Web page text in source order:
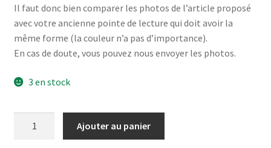
Il faut donc bien comparer les photos de l’article proposé
avec votre ancienne pointe de lecture qui doit avoir la
même forme (la couleur n’a pas d’importance).
En cas de doute, vous pouvez nous envoyer les photos.
3 en stock
Ajouter au panier